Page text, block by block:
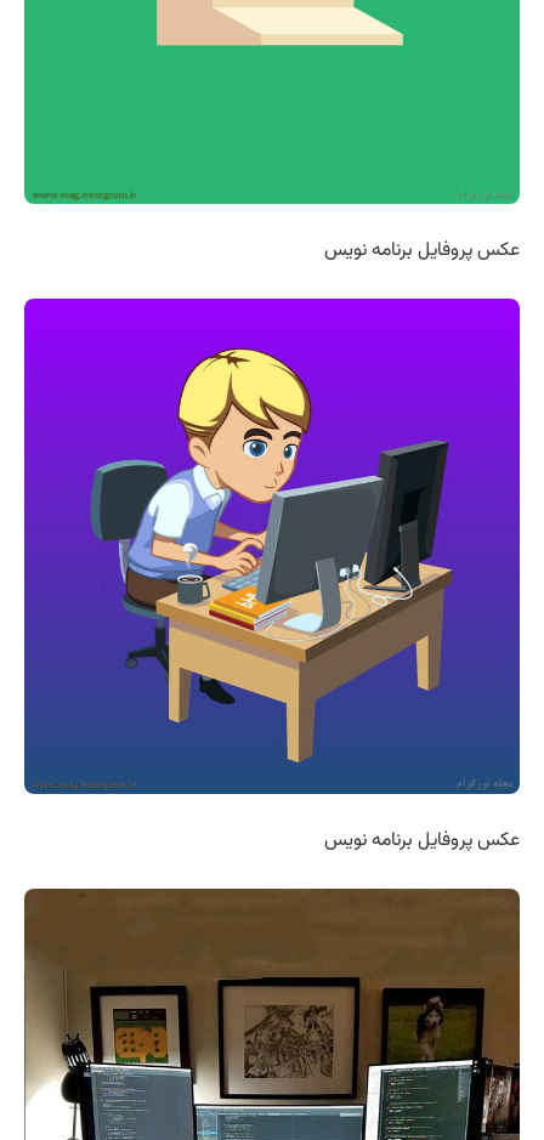
عکس پروفایل برنامه نویس
عکس پروفایل برنامه نویس